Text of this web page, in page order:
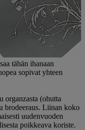
tähän ihanaan
sopivat yhteen
organzasta (ohutta
brodeeraus. Liinan koko
uudenvuoden
poikkeava koriste.